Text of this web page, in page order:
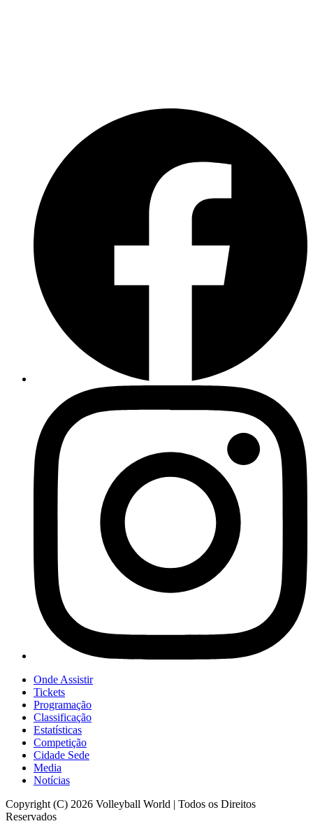
Onde Assistir
Tickets
Programação
Classificação
Estatísticas
Competição
Cidade Sede
Media
Notícias
Copyright (C) 2026 Volleyball World | Todos os Direitos
Reservados